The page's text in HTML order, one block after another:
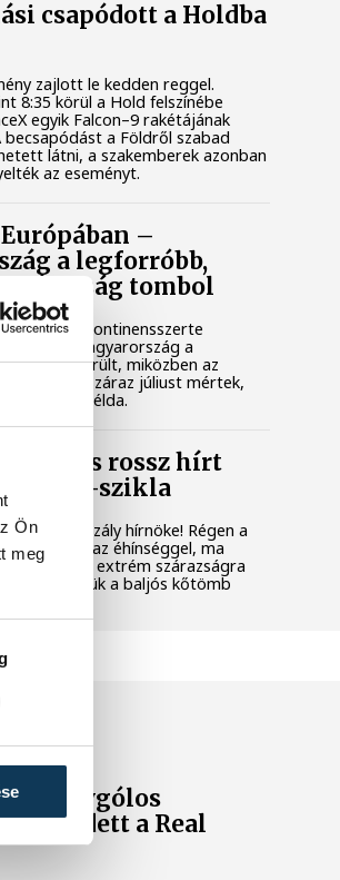
Ön
meg
csapódott a Holdba
zajlott le kedden reggel.
8:35 körül a Hold felszínébe
egyik Falcon–9 rakétájának
a Földről szabad
látni, a szakemberek azonban
az eseményt.
–
a legforróbb,
szárazság tombol
Európára, kontinensszerte
a hőség. Magyarország a
közé került, miközben az
olyan száraz júliust mértek,
nem volt példa.
és ma is rossz hírt
Ínség-szikla
az aszály hírnöke! Régen a
jelentett az éhínséggel, ma
okozta extrém szárazságra
Elmeséljük a baljós kőtömb
egygólos
a Real